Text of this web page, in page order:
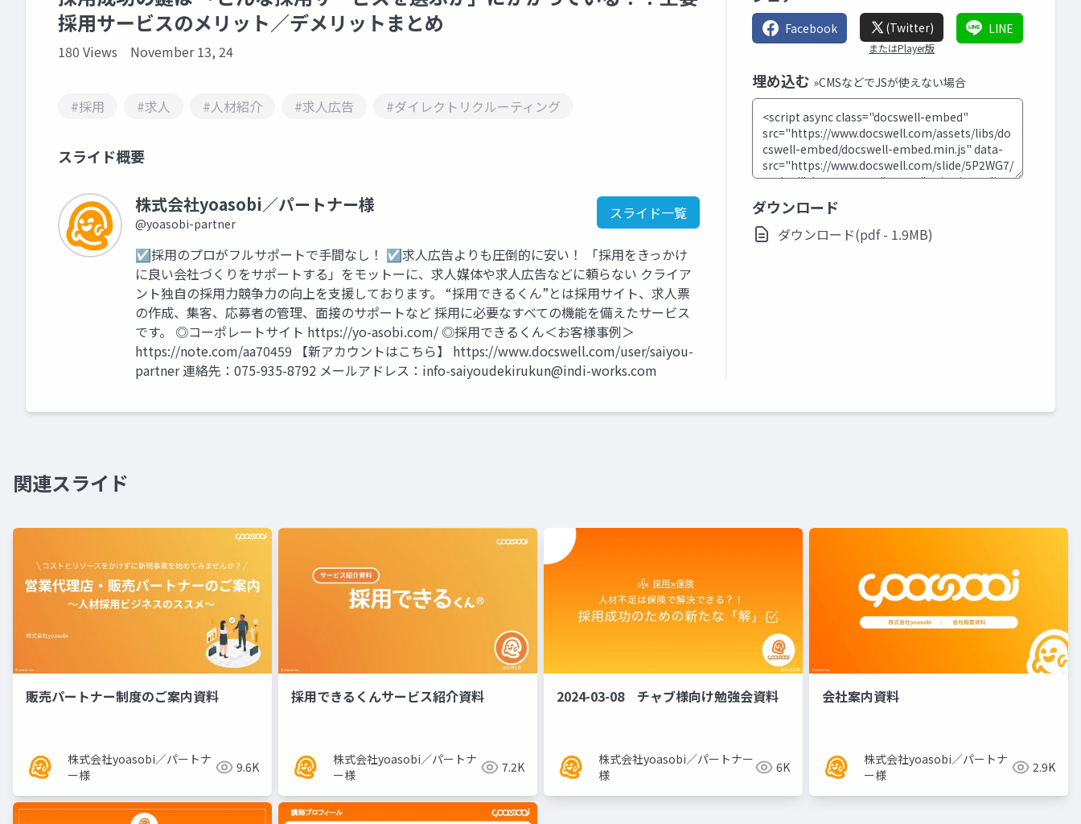
採用サービスのメリット／デメリットまとめ
180 Views November 13, 24
#採用 #求人 #人材紹介 #求人広告 #ダイレクトリクルーティング
スライド概要
株式会社yoasobi／パートナー様
@yoasobi-partner
スライド一覧
☑採用のプロがフルサポートで手間なし！ ☑求人広告よりも圧倒的に安い！ 「採用をきっかけ
に良い会社づくりをサポートする」をモットーに、求人媒体や求人広告などに頼らない クライア
ント独自の採用力競争力の向上を支援しております。 “採用できるくん”とは採用サイト、求人票
の作成、集客、応募者の管理、面接のサポートなど 採用に必要なすべての機能を備えたサービス
です。 ◎コーポレートサイト https://yo-asobi.com/ ◎採用できるくん＜お客様事例＞
https://note.com/aa70459 【新アカウントはこちら】 https://www.docswell.com/user/saiyou-
partner 連絡先：075-935-8792 メールアドレス： info-saiyoudekirukun@indi-works.com
Facebook (Twitter)
またはPlayer版
LINE
埋め込む »CMSなどでJSが使えない場合
ダウンロード
ダウンロード(pdf - 1.9MB)
関連スライド
販売パートナー制度のご案内資料
株式会社yoasobi／パートナ
ー様
9.6K
採用できるくんサービス紹介資料
株式会社yoasobi／パートナ
ー様
7.2K
2024-03-08 チャブ様向け勉強会資料
株式会社yoasobi／パートナー
様
6K
会社案内資料
株式会社yoasobi／パートナ
ー様
2.9K